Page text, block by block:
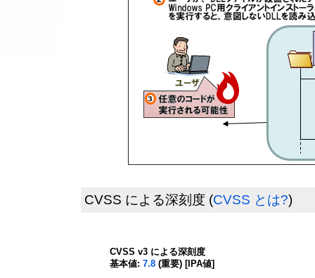
CVSS による深刻度 (CVSS とは?)
CVSS v3 による深刻度
基本値: 7.8 (重要) [IPA値]